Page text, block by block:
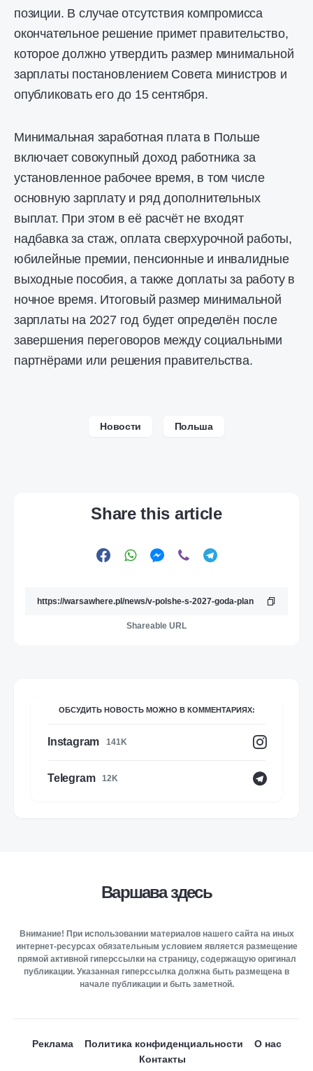
позиции. В случае отсутствия компромисса
окончательное решение примет правительство,
которое должно утвердить размер минимальной
зарплаты постановлением Совета министров и
опубликовать его до 15 сентября.
Минимальная заработная плата в Польше
включает совокупный доход работника за
установленное рабочее время, в том числе
основную зарплату и ряд дополнительных
выплат. При этом в её расчёт не входят
надбавка за стаж, оплата сверхурочной работы,
юбилейные премии, пенсионные и инвалидные
выходные пособия, а также доплаты за работу в
ночное время. Итоговый размер минимальной
зарплаты на 2027 год будет определён после
завершения переговоров между социальными
партнёрами или решения правительства.
Новости Польша
Share this article
Shareable URL
ОБСУДИТЬ НОВОСТЬ МОЖНО В КОММЕНТАРИЯХ:
Instagram 141K
Telegram 12K
Варшава здесь
Внимание! При использовании материалов нашего сайта на иных
интернет-ресурсах обязательным условием является размещение
прямой активной гиперссылки на страницу, содержащую оригинал
публикации. Указанная гиперссылка должна быть размещена в
начале публикации и быть заметной.
Реклама Политика конфиденциальности
О нас
Контакты